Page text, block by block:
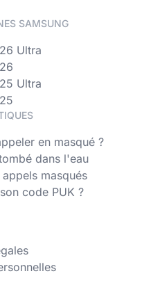
SAMSUNG
Ultra
Ultra
en masqué ?
dans l'eau
masqués
code PUK ?